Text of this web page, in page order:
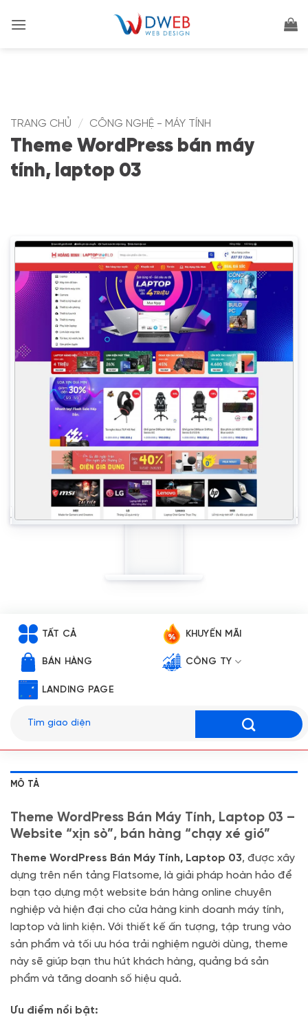
qua
TRANG CHỦ / CÔNG NGHỆ - MÁY TÍNH
Theme WordPress bán máy
tính, laptop 03
TẤT CẢ KHUYẾN MÃI
BÁN HÀNG CÔNG TY
LANDING PAGE
kiếm:
MÔ TẢ
Theme WordPress Bán Máy Tính, Laptop 03 –
Website “xịn sò”, bán hàng “chạy xé gió”
Theme WordPress Bán Máy Tính, Laptop 03, được xây
dựng trên nền tảng Flatsome, là giải pháp hoàn hảo để
bạn tạo dựng một website bán hàng online chuyên
nghiệp và hiện đại cho cửa hàng kinh doanh máy tính,
laptop và linh kiện. Với thiết kế ấn tượng, tập trung vào
sản phẩm và tối ưu hóa trải nghiệm người dùng, theme
này sẽ giúp bạn thu hút khách hàng, quảng bá sản
phẩm và tăng doanh số hiệu quả.
Ưu điểm nổi bật: